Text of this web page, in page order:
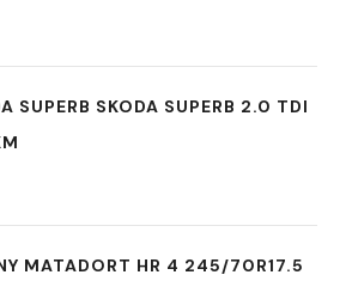
SUPERB SKODA SUPERB 2.0 TDI
MATADORT HR 4 245/70R17.5